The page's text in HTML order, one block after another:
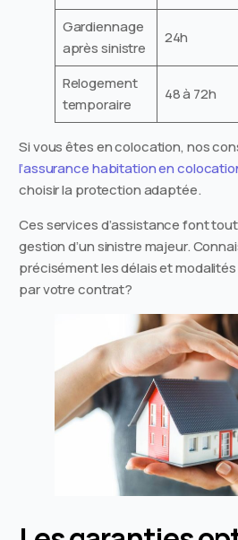
Gardiennage
après sinistre
24h
Relogement
temporaire
48 à 72h
Si vous êtes en colocation, nos
l’assurance habitation en
choisir la protection adaptée.
Ces services d’assistance font
gestion d’un sinistre majeur.
précisément les délais et
par votre contrat?